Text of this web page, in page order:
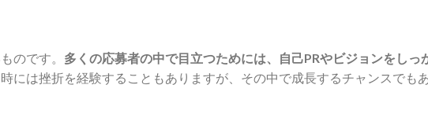
のです。 多くの応募者の中で目立つためには、自己PRやビジョンをしっ
時には挫折を経験することもありますが、その中で成長するチャンスでも